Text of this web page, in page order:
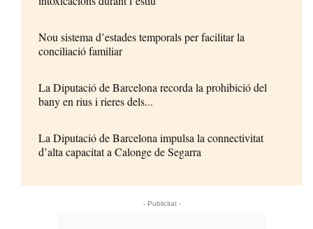
Nou sistema d’estades temporals per facilitar la
conciliació familiar
La Diputació de Barcelona recorda la prohibició del
bany en rius i rieres dels...
La Diputació de Barcelona impulsa la connectivitat
d’alta capacitat a Calonge de Segarra
- Publicitat -